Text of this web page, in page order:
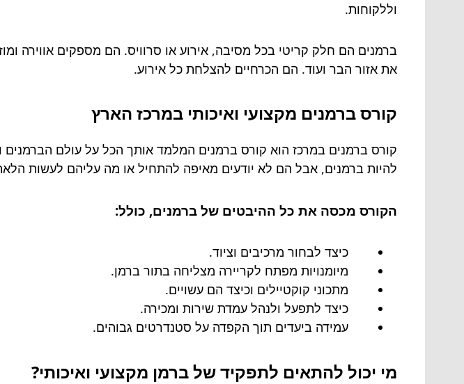
וללקוחות.
ברמנים הם חלק קריטי בכל מסיבה, אירוע או סרוויס. הם מספקים אווירה
את אזור הבר ועוד. הם הכרחיים להצלחת כל אירוע.
קורס ברמנים מקצועי ואיכותי במרכז הארץ
קורס ברמנים במרכז הוא קורס ברמנים המלמד אותך הכל על עולם
להיות ברמנים, אבל הם לא יודעים מאיפה להתחיל או מה עליהם לעשות
הקורס מכסה את כל ההיבטים של ברמנים, כולל:
כיצד לבחור מרכיבים וציוד.
מיומנויות מפתח לקריירה מצליחה בתור ברמן.
מתכוני קוקטיילים וכיצד הם עשויים.
כיצד לתפעל ולנהל עמדת שירות ומכירה.
עמידה ביעדים תוך הקפדה על סטנדרטים גבוהים.
מי יכול להתאים לתפקיד של ברמן מקצועי ואיכותי?